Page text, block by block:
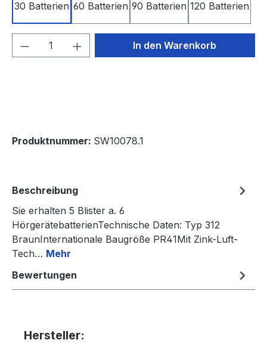
30 Batterien 60 Batterien 90 Batterien 120 Batterien
Produkt Anzahl: Gib denIn den Warenkorb
Produktnummer: SW10078.1
Beschreibung
Sie erhalten 5 Blister a. 6
HörgerätebatterienTechnische Daten: Typ 312
BraunInternationale Baugröße PR41Mit Zink-Luft-
Tech… Mehr
Bewertungen
Hersteller: